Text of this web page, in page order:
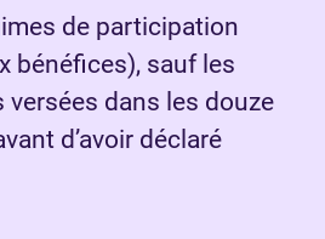
de participation
bénéfices), sauf les
dans les douze
d’avoir déclaré